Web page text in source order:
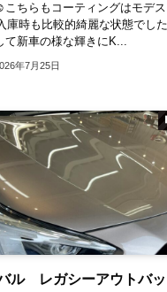
ちらもコーティングはモデ
庫時も比較的綺麗な状態でし
て新車の様な輝きにK...
年7月25日
ル レガシーアウトバ